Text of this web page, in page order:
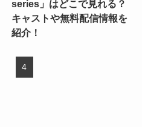
series」はどこで見れる？
キャストや無料配信情報を
紹介！